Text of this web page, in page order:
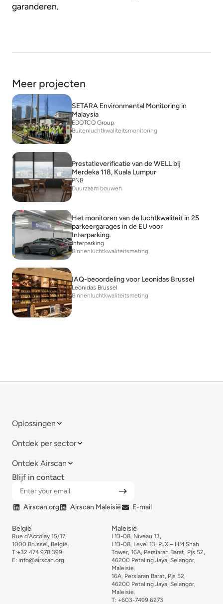
garanderen.
Meer projecten
SETARA Environmental Monitoring in
Malaysia
EDOTCO Group
Buitenluchtkwaliteitsmonitoring
Prestatieverificatie van de WELL bij
Merdeka 118, Kuala Lumpur
PNB
Duurzaam bouwen
Het monitoren van de luchtkwaliteit in 25
parkeergarages in de EU voor
Interparking.
Interparking
Binnenluchtkwaliteitsmeting
IAQ-beoordeling voor Leonidas Brussel
Leonidas Brussel
Binnenluchtkwaliteitsmeting
Oplossingen
Ontdek per sector
Ontdek Airscan
Blijf in contact
Airscan.org Airscan Maleisië E-mail
België
Rue d'Accolay 15/17,
1000 Brussel, België.
T:+32 474 978 399
E: info@airscan.org
Maleisië
L13-08, Niveau 13,
L13-08, Level 13, PJX – HM Shah
Tower, 16A, Persiaran Barat, Pjs 52,
46200 Petaling Jaya, Selangor,
Maleisië.
16A, Persiaran Barat, Pjs 52,
46200 Petaling Jaya, Selangor,
Maleisië.
T: +603-7499 6273